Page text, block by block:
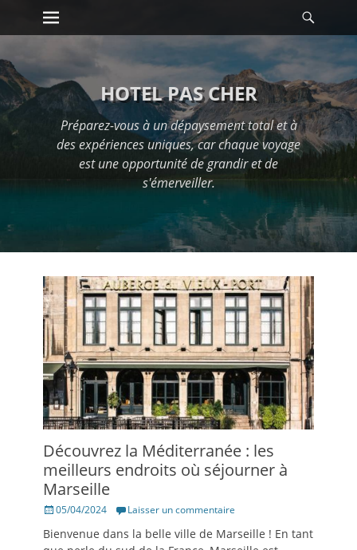
Passer
au
Premier menu
HOTEL PAS CHER
Préparez-vous à un dépaysement total et à
des expériences uniques, car chaque voyage
est une opportunité de grandir et de
s'émerveiller.
Découvrez la Méditerranée : les
meilleurs endroits où séjourner à
Marseille
Posté05/04/2024 Laisser un commentaire
Bienvenue dans la belle ville de Marseille ! En tant